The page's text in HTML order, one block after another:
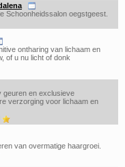
Schoonheidssalon oegstgeest.
ontharing van lichaam en
of u nu licht of donk
geuren en exclusieve
verzorging voor lichaam en
van overmatige haargroei.